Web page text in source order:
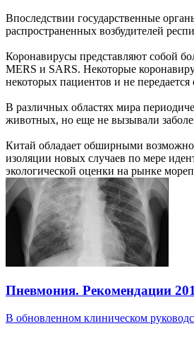
Впоследствии государственные
распространенных возбудителей
Коронавирусы представляют собой
MERS и SARS. Некоторые
некоторых пациентов и не передается
В различных областях мира
животных, но еще не вызывали
Китай обладает обширными
изоляции новых случаев по мере
экологической оценки на рынке
Пневмония. Рекомендации
В обновленном клиническом